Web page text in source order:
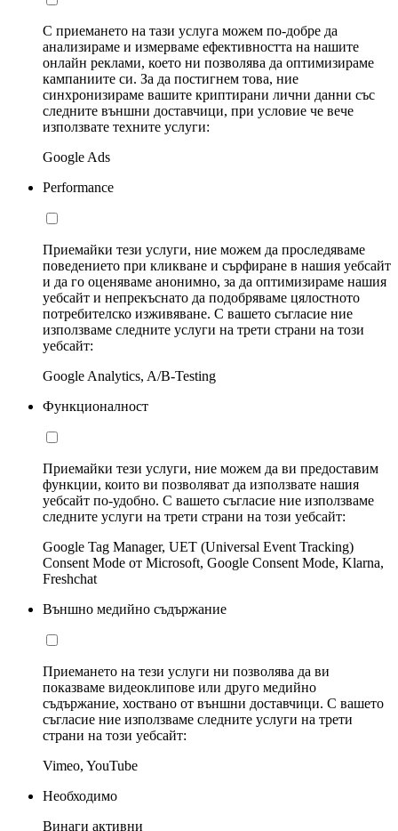
С приемането на тази услуга можем по-добре да
анализираме и измерваме ефективността на нашите
онлайн реклами, което ни позволява да оптимизираме
кампаниите си. За да постигнем това, ние
синхронизираме вашите криптирани лични данни със
следните външни доставчици, при условие че вече
използвате техните услуги:
Google Ads
Performance
Приемайки тези услуги, ние можем да проследяваме
поведението при кликване и сърфиране в нашия уебсайт
и да го оценяваме анонимно, за да оптимизираме нашия
уебсайт и непрекъснато да подобряваме цялостното
потребителско изживяване. С вашето съгласие ние
използваме следните услуги на трети страни на този
уебсайт:
Google Analytics, A/B-Testing
Функционалност
Приемайки тези услуги, ние можем да ви предоставим
функции, които ви позволяват да използвате нашия
уебсайт по-удобно. С вашето съгласие ние използваме
следните услуги на трети страни на този уебсайт:
Google Tag Manager, UET (Universal Event Tracking)
Consent Mode от Microsoft, Google Consent Mode, Klarna,
Freshchat
Външно медийно съдържание
Приемането на тези услуги ни позволява да ви
показваме видеоклипове или друго медийно
съдържание, хоствано от външни доставчици. С вашето
съгласие ние използваме следните услуги на трети
страни на този уебсайт:
Vimeo, YouTube
Необходимо
Винаги активни